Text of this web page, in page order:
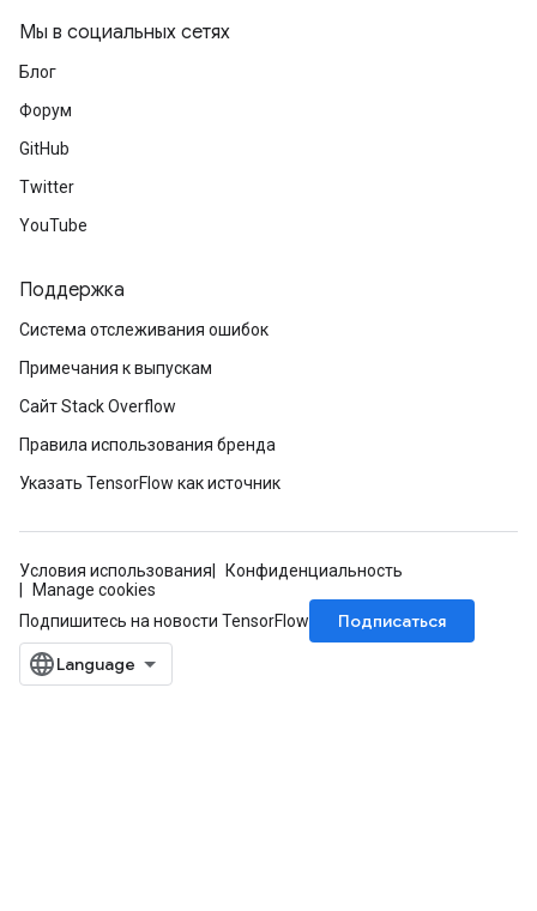
Мы в социальных сетях
Блог
Форум
GitHub
Twitter
YouTube
Поддержка
Система отслеживания ошибок
Примечания к выпускам
Сайт Stack Overflow
Правила использования бренда
Указать TensorFlow как источник
Условия использования
Конфиденциальность
Manage cookies
Подпишитесь на новости TensorFlow
Подписаться